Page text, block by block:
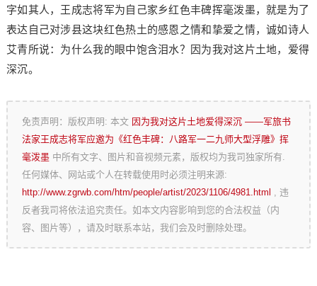
字如其人，王成志将军为自己家乡红色丰碑挥毫泼墨，就是为了
表达自己对涉县这块红色热土的感恩之情和挚爱之情，诚如诗人
艾青所说：为什么我的眼中饱含泪水？因为我对这片土地，爱得
深沉。
免责声明：版权声明: 本文因为我对这片土地爱得深沉 ——军旅书
法家王成志将军应邀为《红色丰碑：八路军一二九师大型浮雕》挥
毫泼墨 中所有文字、图片和音视频元素，版权均为我司独家所有.
任何媒体、网站或个人在转载使用时必须注明来源:
http://www.zgrwb.com/htm/people/artist/2023/1106/4981.html , 违
反者我司将依法追究责任。如本文内容影响到您的合法权益（内
容、图片等），请及时联系本站，我们会及时删除处理。